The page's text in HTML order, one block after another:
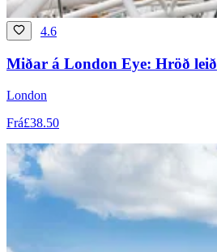
4.6
Miðar á London Eye: Hröð leið
London
Frá£38.50